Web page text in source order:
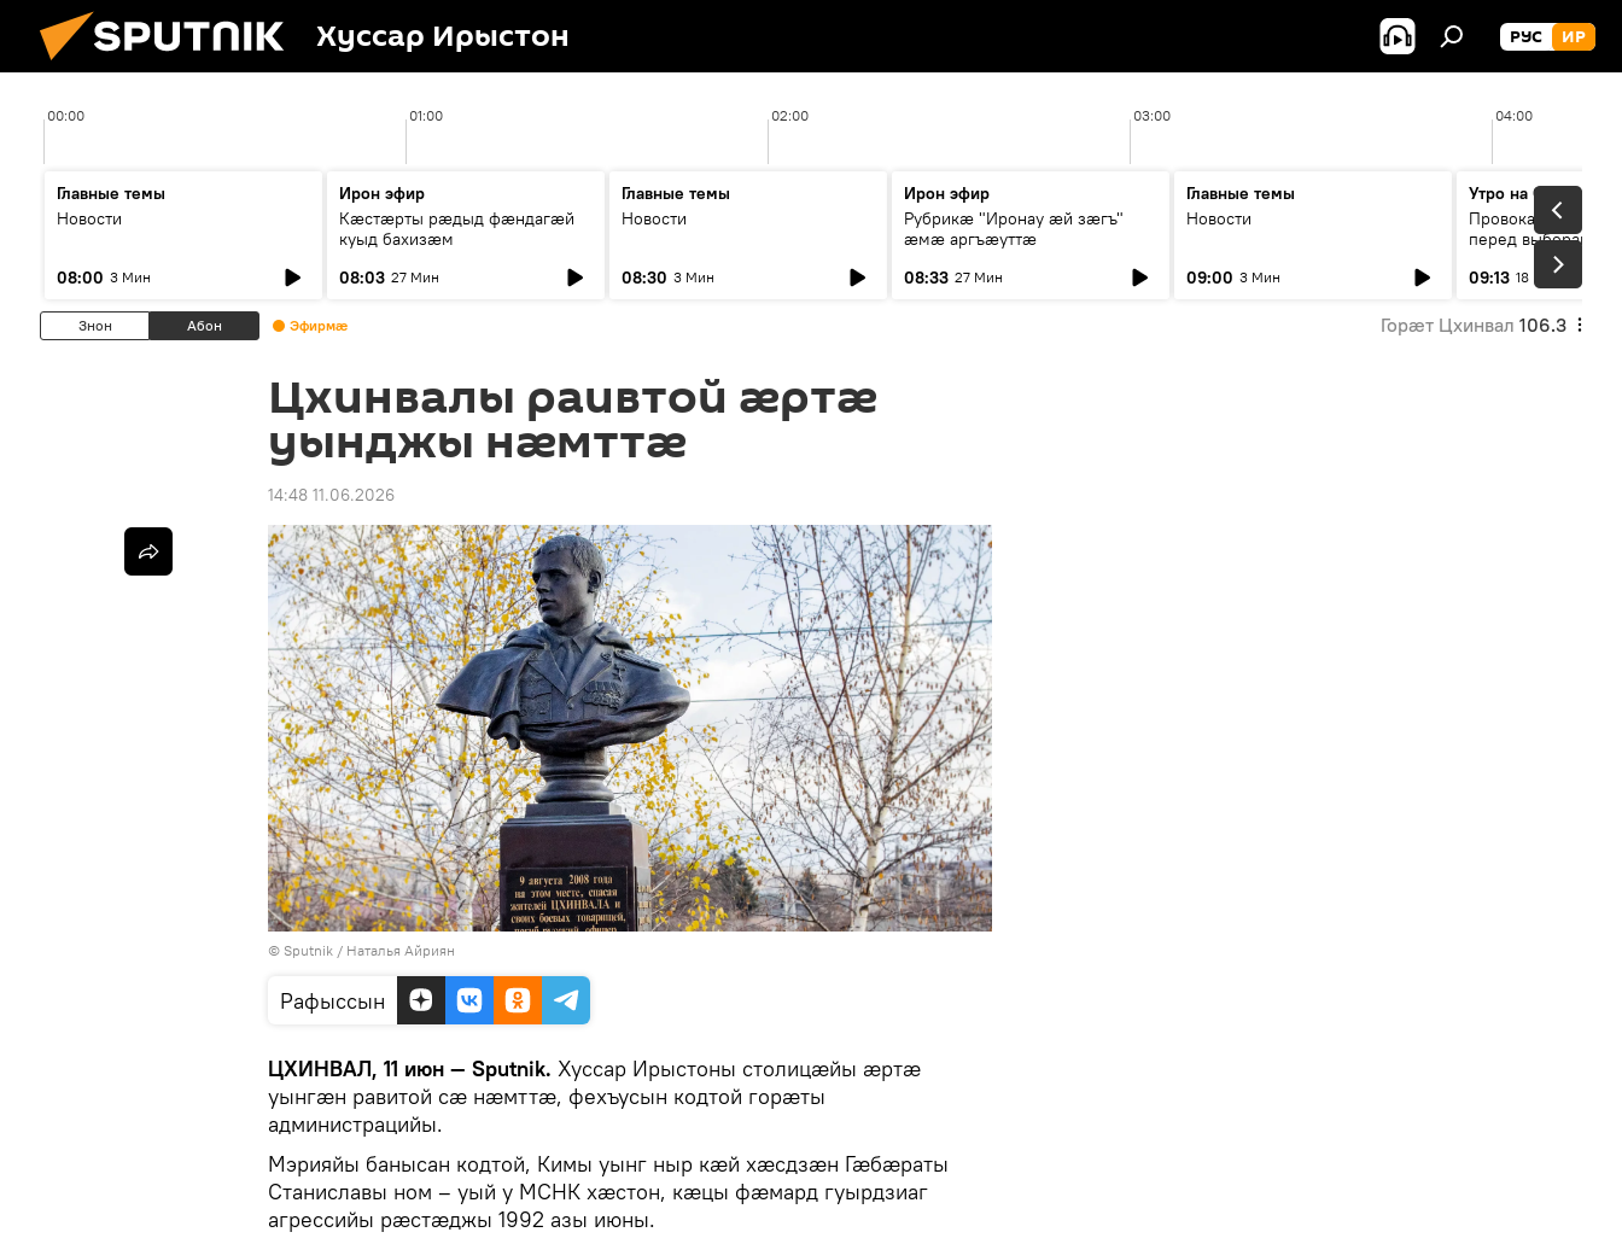
Хуссар Ирыстон РУС ИР
00:00 01:00 02:00 03:00 04:00
Главные темы
Новости
08:00 3 Мин
Ирон эфир
Кæстæрты рæдыд фæндагæй
куыд бахизæм
08:03 27 Мин
Главные темы
Новости
08:30 3 Мин
Ирон эфир
Рубрикæ "Иронау ӕй зӕгъ"
ӕмӕ аргъӕуттӕ
08:33 27 Мин
Главные темы
Новости
09:00 3 Мин
Утро на Спутнике
Провокации со
перед выборами в
09:13 18 Мин
Знон Абон Эфирмæ Горӕт Цхинвал 106.3
Цхинвалы раивтой ӕртӕ
уынджы нӕмттӕ
14:48 11.06.2026
© Sputnik / Наталья Айриян
Рафыссын
ЦХИНВАЛ, 11 июн — Sputnik. Хуссар Ирыстоны столицӕйы ӕртӕ
уынгӕн равитой сӕ нӕмттӕ, фехъусын кодтой горӕты
администрацийы.
Мэрияйы банысан кодтой, Кимы уынг ныр кӕй хӕсдзӕн Гӕбӕраты
Станиславы ном – уый у МСНК хӕстон, кӕцы фӕмард гуырдзиаг
агрессийы рӕстӕджы 1992 азы июны.